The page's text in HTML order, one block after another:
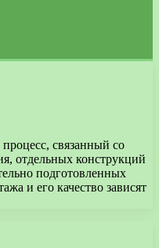
связанный со
отдельных конструкций
подготовленных
и его качество зависят